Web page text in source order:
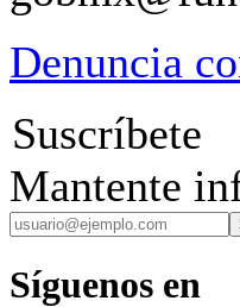
Denuncia
Suscríbete
Mantente
Síguenos en